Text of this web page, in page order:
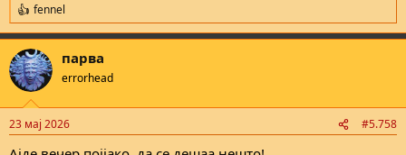
R
e
a
c
t
i
s
fennel
парва
errorhead
23 мај 2026 #5.758